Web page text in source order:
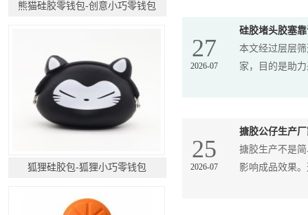
27
2026-07
硅胶堵头胶塞
本文经过层层
家，目的是助
25
2026-07
搪胶公仔生产
搪胶生产不是
影响成品效果
熊猫硅胶零钱包-创意小巧零钱包
狐狸硅胶包-狐狸小巧零钱包